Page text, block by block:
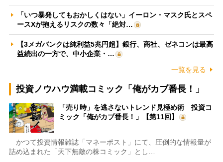
「いつ暴発してもおかしくはない」イーロン・マスク氏とスペ
ースXが抱えるリスクの数々「絶対…
【3メガバンクは純利益5兆円超】銀行、商社、ゼネコンは最高
益続出の一方で、中小企業・…
一覧を見る
投資ノウハウ満載コミック「俺がカブ番長！」
「売り時」を逃さないトレンド見極め術 投資コ
ミック「俺がカブ番長！」【第11回】
かつて投資情報雑誌「マネーポスト」にて、圧倒的な情報量が
詰め込まれた「天下無敵の株コミック」とし…